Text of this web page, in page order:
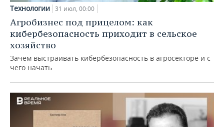
Технологии 31 июл, 00:00
Агробизнес под прицелом: как
кибербезопасность приходит в сельское
хозяйство
Зачем выстраивать кибербезопасность в агросекторе и с
чего начать